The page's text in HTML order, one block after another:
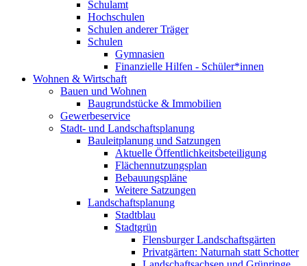
Schulamt
Hochschulen
Schulen anderer Träger
Schulen
Gymnasien
Finanzielle Hilfen - Schüler*innen
Wohnen & Wirtschaft
Bauen und Wohnen
Baugrundstücke & Immobilien
Gewerbeservice
Stadt- und Landschaftsplanung
Bauleitplanung und Satzungen
Aktuelle Öffentlichkeitsbeteiligung
Flächennutzungsplan
Bebauungspläne
Weitere Satzungen
Landschaftsplanung
Stadtblau
Stadtgrün
Flensburger Landschaftsgärten
Privatgärten: Naturnah statt Schotter